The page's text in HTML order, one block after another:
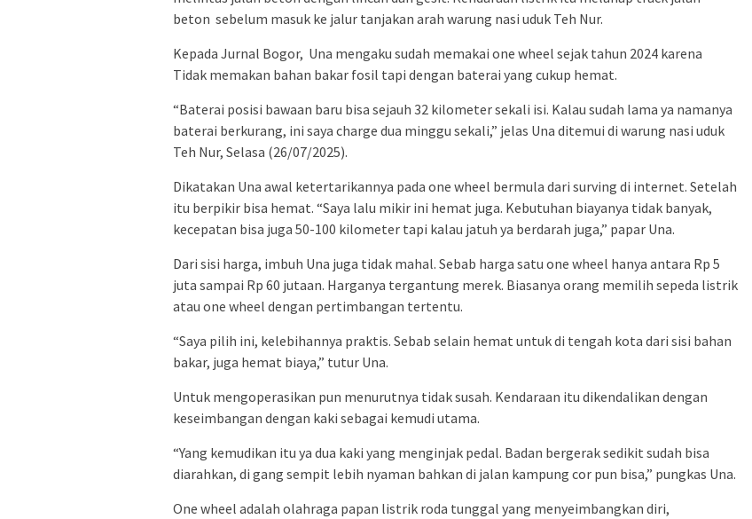
beton sebelum masuk ke jalur tanjakan arah warung nasi uduk Teh Nur.
Kepada Jurnal Bogor, Una mengaku sudah memakai one wheel sejak tahun 2024 karena
Tidak memakan bahan bakar fosil tapi dengan baterai yang cukup hemat.
“Baterai posisi bawaan baru bisa sejauh 32 kilometer sekali isi. Kalau sudah lama ya namanya
baterai berkurang, ini saya charge dua minggu sekali,” jelas Una ditemui di warung nasi uduk
Teh Nur, Selasa (26/07/2025).
Dikatakan Una awal ketertarikannya pada one wheel bermula dari surving di internet. Setelah
itu berpikir bisa hemat. “Saya lalu mikir ini hemat juga. Kebutuhan biayanya tidak banyak,
kecepatan bisa juga 50-100 kilometer tapi kalau jatuh ya berdarah juga,” papar Una.
Dari sisi harga, imbuh Una juga tidak mahal. Sebab harga satu one wheel hanya antara Rp 5
juta sampai Rp 60 jutaan. Harganya tergantung merek. Biasanya orang memilih sepeda listrik
atau one wheel dengan pertimbangan tertentu.
“Saya pilih ini, kelebihannya praktis. Sebab selain hemat untuk di tengah kota dari sisi bahan
bakar, juga hemat biaya,” tutur Una.
Untuk mengoperasikan pun menurutnya tidak susah. Kendaraan itu dikendalikan dengan
keseimbangan dengan kaki sebagai kemudi utama.
“Yang kemudikan itu ya dua kaki yang menginjak pedal. Badan bergerak sedikit sudah bisa
diarahkan, di gang sempit lebih nyaman bahkan di jalan kampung cor pun bisa,” pungkas Una.
One wheel adalah olahraga papan listrik roda tunggal yang menyeimbangkan diri,